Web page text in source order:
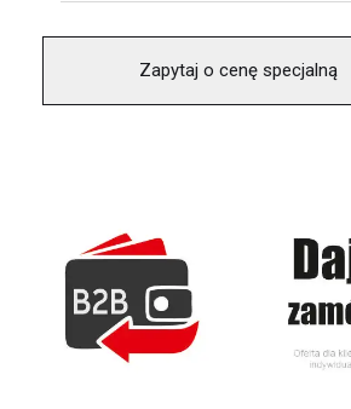
Zapytaj o cenę specjalną